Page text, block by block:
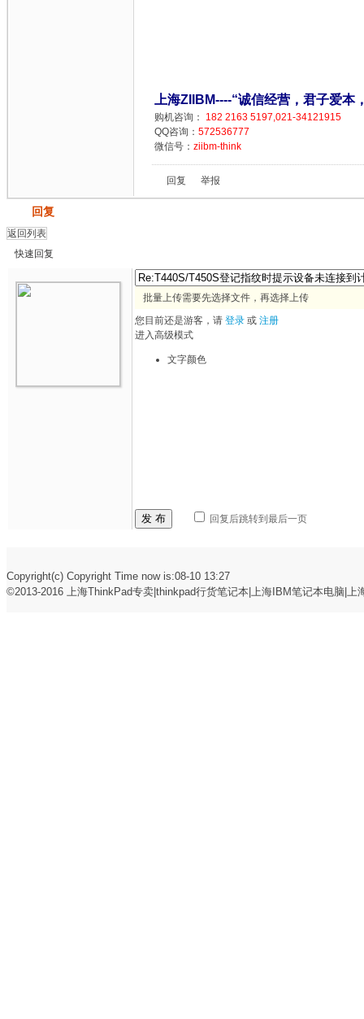
上海ZIIBM----“诚信经营，君子爱本
购机咨询：
182 2163 5197,021-34121915
QQ咨询： 572536777
微信号： ziibm-think
回复 举报
回复
返回列表
快速回复
批量上传需要先选择文件，再选择上传
您目前还是游客，请 登录 或 注册
进入高级模式
文字颜色
发 布 回复后跳转到最后一页
Copyright(c) Copyright Time now is:08-10 13:27
©2013-2016 上海ThinkPad专卖|thinkpad行货笔记本|上海IBM笔记本电脑|上